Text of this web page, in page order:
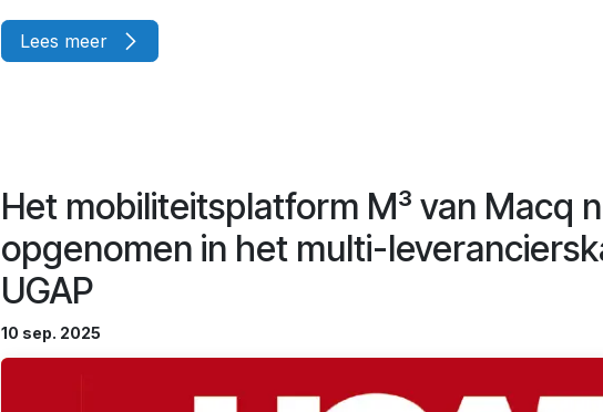
Lees meer
Het mobiliteitsplatform M³ van Macq
opgenomen in het multi-
UGAP
10 sep. 2025